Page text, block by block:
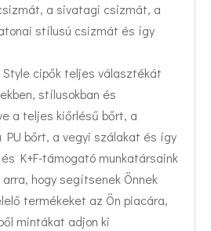
a sivatagi csizmát, a
stílusú csizmát és így
cipők teljes választékát
stílusokban és
a teljes kiőrlésű bőrt, a
bőrt, a vegyi szálakat és így
K+F-támogató munkatársaink
hogy segítsenek Önnek
termékeket az Ön piacára,
mintákat adjon ki